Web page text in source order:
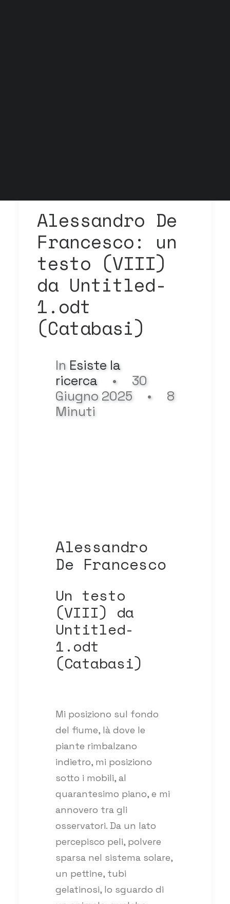
Alessandro De
Francesco: un
testo (VIII)
da Untitled-
1.odt
(Catabasi)
In Esiste la
ricerca
•
30
Giugno 2025
•
8
Minuti
Alessandro
De Francesco
Un testo
(VIII) da
Untitled-
1.odt
(Catabasi)
Mi posiziono sul fondo
del fiume, là dove le
piante rimbalzano
indietro, mi posiziono
sotto i mobili, al
quarantesimo piano, e mi
annovero tra gli
osservatori. Da un lato
percepisco peli, polvere
sparsa nel sistema solare,
un pettine, tubi
gelatinosi, lo sguardo di